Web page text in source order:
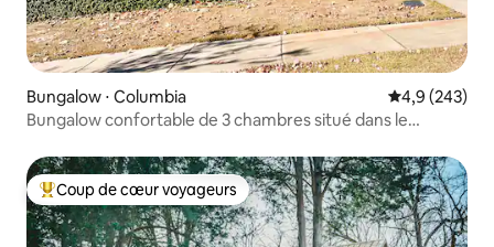
Bungalow ⋅ Columbia Évaluation
4,9 (243)
Bungalow confortable de 3 chambres situé dans le
Coups de cœur voyageurs les plus appréciés
Coup de cœur voyageurs